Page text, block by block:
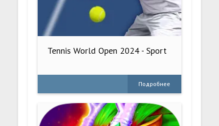
Tennis World Open 2024 - Sport
Подробнее